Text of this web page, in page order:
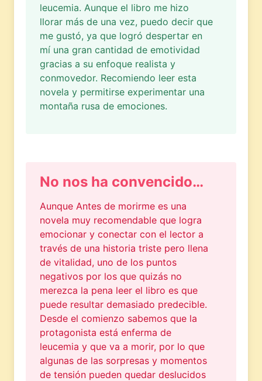
leucemia. Aunque el libro me hizo
llorar más de una vez, puedo decir que
me gustó, ya que logró despertar en
mí una gran cantidad de emotividad
gracias a su enfoque realista y
conmovedor. Recomiendo leer esta
novela y permitirse experimentar una
montaña rusa de emociones.
No nos ha convencido…
Aunque Antes de morirme es una
novela muy recomendable que logra
emocionar y conectar con el lector a
través de una historia triste pero llena
de vitalidad, uno de los puntos
negativos por los que quizás no
merezca la pena leer el libro es que
puede resultar demasiado predecible.
Desde el comienzo sabemos que la
protagonista está enferma de
leucemia y que va a morir, por lo que
algunas de las sorpresas y momentos
de tensión pueden quedar deslucidos